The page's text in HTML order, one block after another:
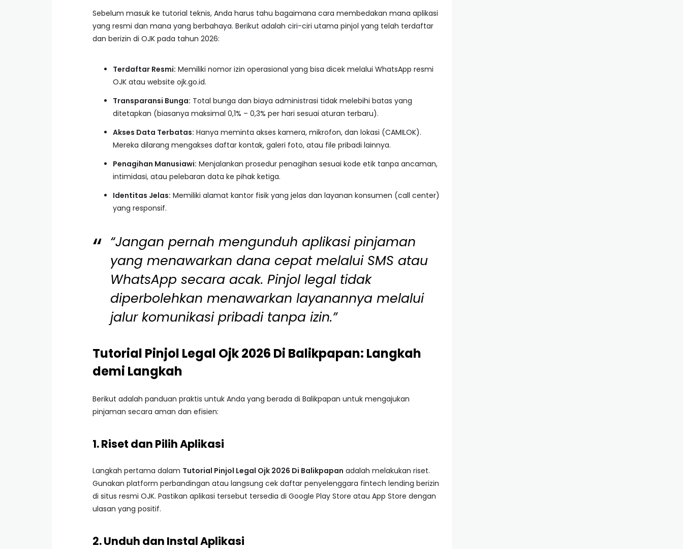
Sebelum masuk ke tutorial teknis, Anda harus tahu bagaimana cara membedakan mana aplikasi
yang resmi dan mana yang berbahaya. Berikut adalah ciri-ciri utama pinjol yang telah terdaftar
dan berizin di OJK pada tahun 2026:
Terdaftar Resmi: Memiliki nomor izin operasional yang bisa dicek melalui WhatsApp resmi
OJK atau website ojk.go.id.
Transparansi Bunga: Total bunga dan biaya administrasi tidak melebihi batas yang
ditetapkan (biasanya maksimal 0,1% – 0,3% per hari sesuai aturan terbaru).
Akses Data Terbatas: Hanya meminta akses kamera, mikrofon, dan lokasi (CAMILOK).
Mereka dilarang mengakses daftar kontak, galeri foto, atau file pribadi lainnya.
Penagihan Manusiawi: Menjalankan prosedur penagihan sesuai kode etik tanpa ancaman,
intimidasi, atau pelebaran data ke pihak ketiga.
Identitas Jelas: Memiliki alamat kantor fisik yang jelas dan layanan konsumen (call center)
yang responsif.
“Jangan pernah mengunduh aplikasi pinjaman
yang menawarkan dana cepat melalui SMS atau
WhatsApp secara acak. Pinjol legal tidak
diperbolehkan menawarkan layanannya melalui
jalur komunikasi pribadi tanpa izin.”
Tutorial Pinjol Legal Ojk 2026 Di Balikpapan: Langkah
demi Langkah
Berikut adalah panduan praktis untuk Anda yang berada di Balikpapan untuk mengajukan
pinjaman secara aman dan efisien:
1. Riset dan Pilih Aplikasi
Langkah pertama dalam Tutorial Pinjol Legal Ojk 2026 Di Balikpapan adalah melakukan riset.
Gunakan platform perbandingan atau langsung cek daftar penyelenggara fintech lending berizin
di situs resmi OJK. Pastikan aplikasi tersebut tersedia di Google Play Store atau App Store dengan
ulasan yang positif.
2. Unduh dan Instal Aplikasi